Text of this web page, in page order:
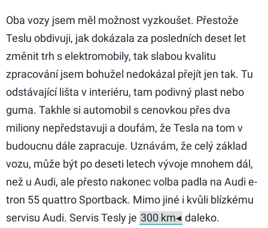
Oba vozy jsem měl možnost vyzkoušet. Přestože
Teslu obdivuji, jak dokázala za posledních deset let
změnit trh s elektromobily, tak slabou kvalitu
zpracování jsem bohužel nedokázal přejít jen tak. Tu
odstávající lišta v interiéru, tam podivný plast nebo
guma. Takhle si automobil s cenovkou přes dva
miliony nepředstavuji a doufám, že Tesla na tom v
budoucnu dále zapracuje. Uznávám, že celý základ
vozu, může být po deseti letech vývoje mnohem dál,
než u Audi, ale přesto nakonec volba padla na Audi e-
tron 55 quattro Sportback. Mimo jiné i kvůli blízkému
servisu Audi. Servis Tesly je
daleko.